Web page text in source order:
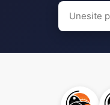
Search
for: